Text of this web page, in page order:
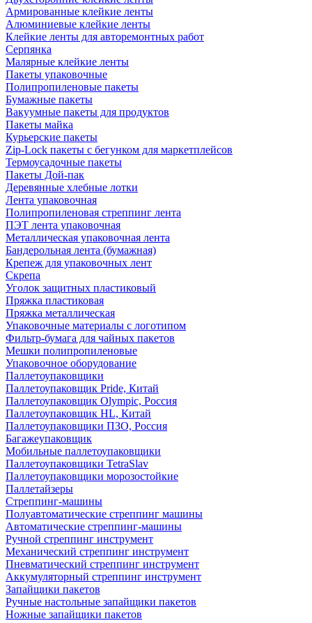
Армированные клейкие ленты
Алюминиевые клейкие ленты
Клейкие ленты для авторемонтных работ
Серпянка
Малярные клейкие ленты
Пакеты упаковочные
Полипропиленовые пакеты
Бумажные пакеты
Вакуумные пакеты для продуктов
Пакеты майка
Курьерские пакеты
Zip-Lock пакеты с бегунком для маркетплейсов
Термоусадочные пакеты
Пакеты Дой-пак
Деревянные хлебные лотки
Лента упаковочная
Полипропиленовая стреппинг лента
ПЭТ лента упаковочная
Металлическая упаковочная лента
Бандерольная лента (бумажная)
Крепеж для упаковочных лент
Скрепа
Уголок защитных пластиковый
Пряжка пластиковая
Пряжка металлическая
Упаковочные материалы с логотипом
Фильтр-бумага для чайных пакетов
Мешки полипропиленовые
Упаковочное оборудование
Паллетоупаковщики
Паллетоупаковщик Pride, Китай
Паллетоупаковщик Olympic, Россия
Паллетоупаковщик HL, Китай
Паллетоупаковщики ПЗО, Россия
Багажеупаковщик
Мобильные паллетоупаковщики
Паллетоупаковщики TetraSlav
Паллетоупаковщики морозостойкие
Паллетайзеры
Стреппинг-машины
Полуавтоматические стреппинг машины
Автоматические стреппинг-машины
Ручной стреппинг инструмент
Механический стреппинг инструмент
Пневматический стреппинг инструмент
Аккумуляторный стреппинг инструмент
Запайщики пакетов
Ручные настольные запайщики пакетов
Ножные запайщики пакетов